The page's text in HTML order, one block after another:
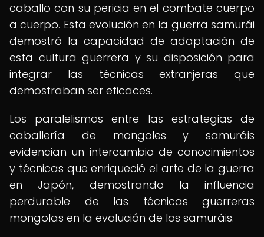
caballo con su pericia en el combate cuerpo
a cuerpo. Esta evolución en la guerra samurái
demostró la capacidad de adaptación de
esta cultura guerrera y su disposición para
integrar las técnicas extranjeras que
demostraban ser eficaces.
Los paralelismos entre las estrategias de
caballería de mongoles y samuráis
evidencian un intercambio de conocimientos
y técnicas que enriqueció el arte de la guerra
en Japón, demostrando la influencia
perdurable de las técnicas guerreras
mongolas en la evolución de los samuráis.